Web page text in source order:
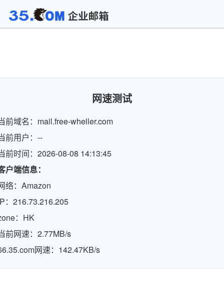
网速测试
前域名：mail.free-wheller.com
前用户：--
前时间：2026-08-08 14:13:45
户端信息：
络：Amazon
：216.73.216.205
：HK
前网速：2.77MB/s
网速：142.47KB/s